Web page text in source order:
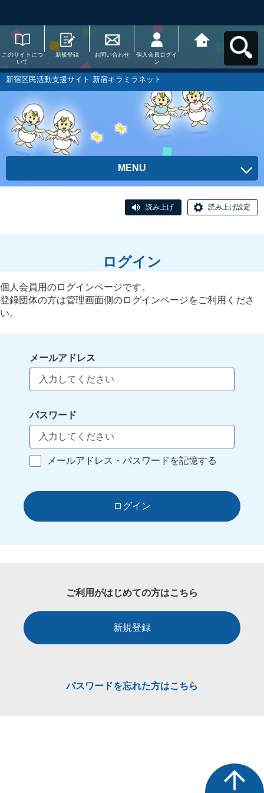
このサイトにつ
いて
新規登録 お問い合わせ
個人会員ログイ
ン
ラミラネットへ
新宿区民活動支援サイト 新宿キラミラネット
MENU
読み上げ 読み上げ設定
ログイン
個人会員用のログインページです。
登録団体の方は管理画面側のログインページをご利用くださ
い。
メールアドレス
パスワード
メールアドレス・パスワードを記憶する
ログイン
ご利用がはじめての方はこちら
新規登録
パスワードを忘れた方はこちら